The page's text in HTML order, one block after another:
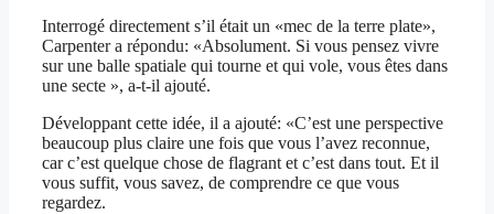
Interrogé directement s’il était un «mec de la terre plate»,
Carpenter a répondu: «Absolument. Si vous pensez vivre
sur une balle spatiale qui tourne et qui vole, vous êtes dans
une secte », a-t-il ajouté.
Développant cette idée, il a ajouté: «C’est une perspective
beaucoup plus claire une fois que vous l’avez reconnue,
car c’est quelque chose de flagrant et c’est dans tout. Et il
vous suffit, vous savez, de comprendre ce que vous
regardez.